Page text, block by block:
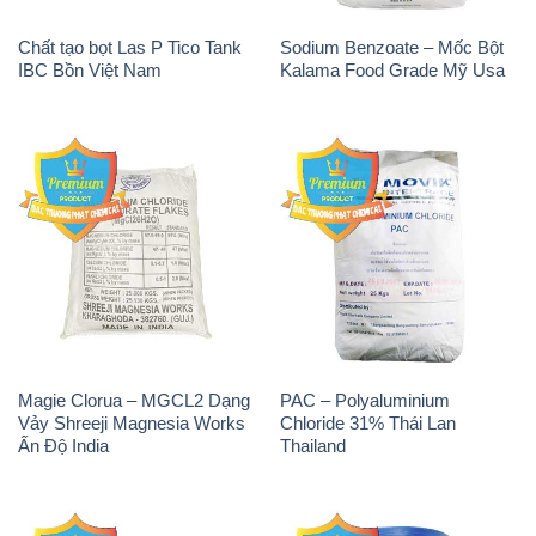
Chất tạo bọt Las P Tico Tank
IBC Bồn Việt Nam
Sodium Benzoate – Mốc Bột
Kalama Food Grade Mỹ Usa
Magie Clorua – MGCL2 Dạng
Vảy Shreeji Magnesia Works
Ấn Độ India
PAC – Polyaluminium
Chloride 31% Thái Lan
Thailand